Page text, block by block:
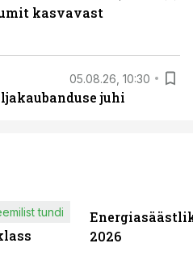
kasvavast
05.08.26, 10:30
juhi
tundi
2026